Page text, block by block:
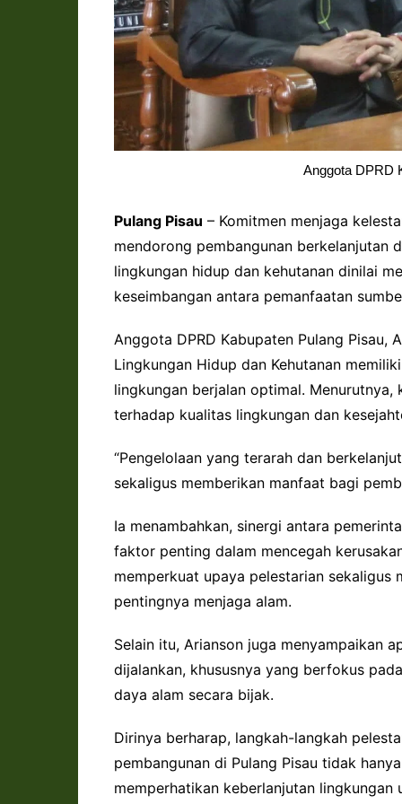
Anggota DPRD
Pulang Pisau – Komitmen menjaga
mendorong pembangunan berkelanjutan
lingkungan hidup dan kehutanan dinilai
keseimbangan antara pemanfaatan
Anggota DPRD Kabupaten Pulang Pisau,
Lingkungan Hidup dan Kehutanan
lingkungan berjalan optimal.
terhadap kualitas lingkungan dan
“Pengelolaan yang terarah dan
sekaligus memberikan manfaat bagi
Ia menambahkan, sinergi antara
faktor penting dalam mencegah
memperkuat upaya pelestarian sekaligus
pentingnya menjaga alam.
Selain itu, Arianson juga menyampaikan
dijalankan, khususnya yang berfokus
daya alam secara bijak.
Dirinya berharap, langkah-langkah
pembangunan di Pulang Pisau tidak
memperhatikan keberlanjutan lingkungan